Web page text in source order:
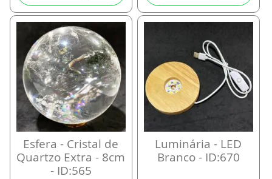
Esfera - Cristal de
Quartzo Extra - 8cm
- ID:565
Luminária - LED
Branco - ID:670